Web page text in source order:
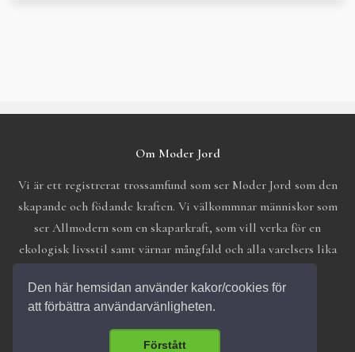
Den här hemsidan använder kakor/cookies för
att förbättra användarvänligheten.
Förstått
Om Moder Jord
Vi är ett registrerat trossamfund som ser Moder Jord som den
skapande och födande kraften. Vi välkommnar människor som
ser Allmodern som en skaparkraft, som vill verka för en
ekologisk livsstil samt värnar mångfald och alla varelsers lika